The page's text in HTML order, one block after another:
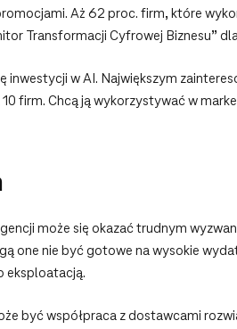
Aż 62 proc. firm, które
Transformacji Cyfrowej Biznesu”
inwestycji w AI. Największym
firm. Chcą ją wykorzystywać w
może się okazać trudnym
one nie być gotowe na wysokie
eksploatacją.
być współpraca z dostawcami